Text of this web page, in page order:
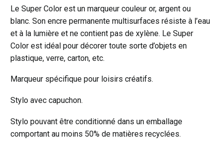
Le Super Color est un marqueur couleur or, argent ou
blanc. Son encre permanente multisurfaces résiste à l’eau
et à la lumière et ne contient pas de xylène. Le Super
Color est idéal pour décorer toute sorte d’objets en
plastique, verre, carton, etc.
Marqueur spécifique pour loisirs créatifs.
Stylo avec capuchon.
Stylo pouvant être conditionné dans un emballage
comportant au moins 50% de matières recyclées.